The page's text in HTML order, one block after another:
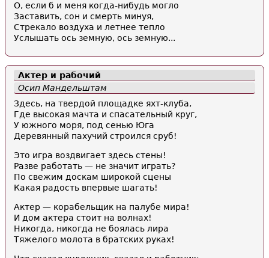
О, если б и меня когда-нибудь могло
Заставить, сон и смерть минуя,
Стрекало воздуха и летнее тепло
Услышать ось земную, ось земную...
Актер и рабочий
Осип Мандельштам
Здесь, на твердой площадке яхт-клуба,
Где высокая мачта и спасательный круг,
У южного моря, под сенью Юга
Деревянный пахучий строился сруб!
Это игра воздвигает здесь стены!
Разве работать — не значит играть?
По свежим доскам широкой сцены
Какая радость впервые шагать!
Актер — корабельщик на палубе мира!
И дом актера стоит на волнах!
Никогда, никогда не боялась лира
Тяжелого молота в братских руках!